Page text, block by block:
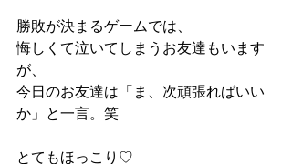
勝敗が決まるゲームでは、
悔しくて泣いてしまうお友達もいます
が、
今日のお友達は「ま、次頑張ればいい
か」と一言。笑
とてもほっこり♡